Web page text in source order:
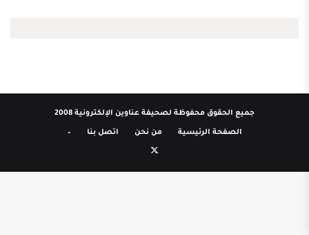
جميع الحقوق محفوظة لصحيفة عناوين الإلكترونية 2008
الصفحة الرئيسية من نحن اتصل بنا –